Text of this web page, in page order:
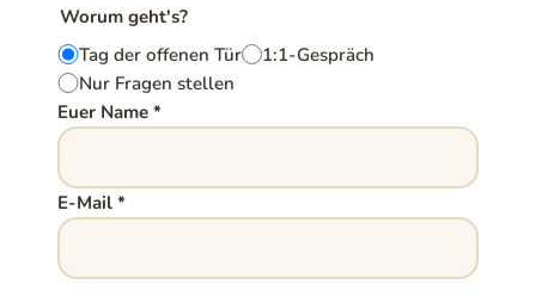
Worum geht's?
Tag der offenen Tür
1:1-Gespräch
Nur Fragen stellen
Euer Name *
E-Mail *